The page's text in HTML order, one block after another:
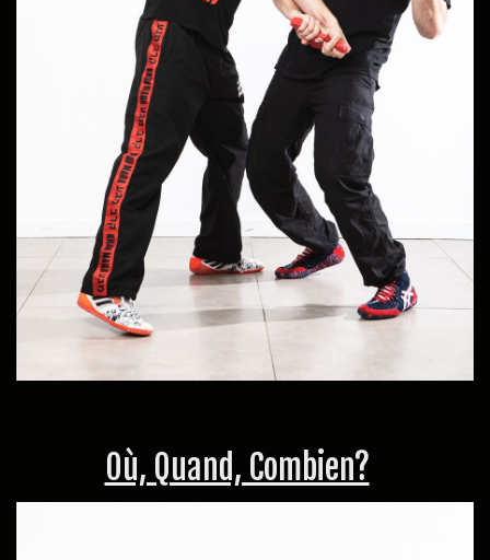
Où, Quand, Combien?